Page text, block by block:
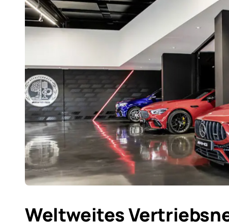
Weltweites